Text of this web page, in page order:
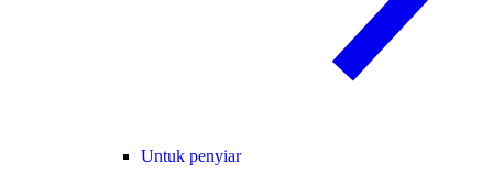
Untuk penyiar